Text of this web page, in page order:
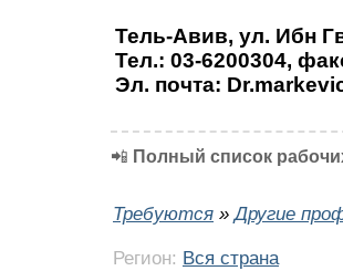
Тель-Авив, ул. Ибн
Тел.: 03-6200304,
Эл. почта:
📲 Полный список
Требуются »Другие
Регион: Вся страна